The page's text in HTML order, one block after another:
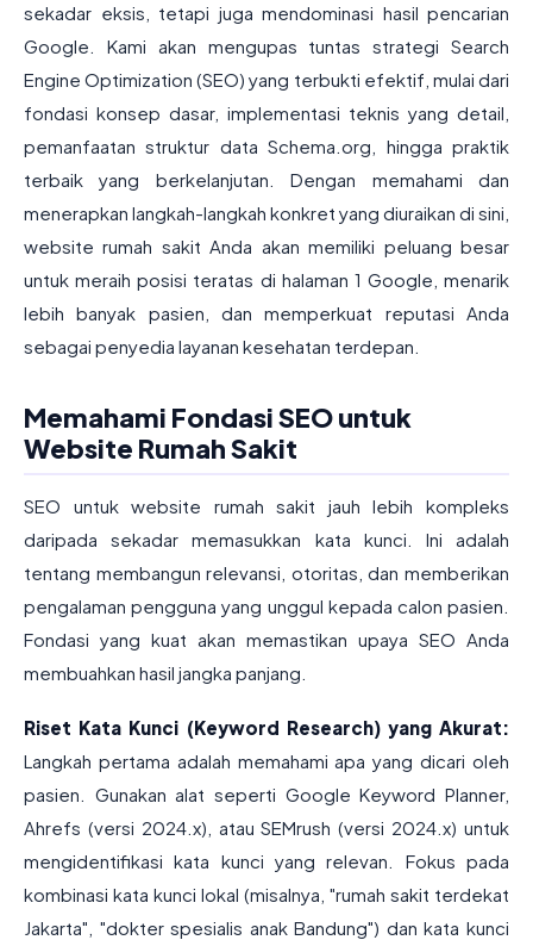
sekadar eksis, tetapi juga mendominasi hasil pencarian
Google. Kami akan mengupas tuntas strategi Search
Engine Optimization (SEO) yang terbukti efektif, mulai dari
fondasi konsep dasar, implementasi teknis yang detail,
pemanfaatan struktur data Schema.org, hingga praktik
terbaik yang berkelanjutan. Dengan memahami dan
menerapkan langkah-langkah konkret yang diuraikan di sini,
website rumah sakit Anda akan memiliki peluang besar
untuk meraih posisi teratas di halaman 1 Google, menarik
lebih banyak pasien, dan memperkuat reputasi Anda
sebagai penyedia layanan kesehatan terdepan.
Memahami Fondasi SEO untuk
Website Rumah Sakit
SEO untuk website rumah sakit jauh lebih kompleks
daripada sekadar memasukkan kata kunci. Ini adalah
tentang membangun relevansi, otoritas, dan memberikan
pengalaman pengguna yang unggul kepada calon pasien.
Fondasi yang kuat akan memastikan upaya SEO Anda
membuahkan hasil jangka panjang.
Riset Kata Kunci (Keyword Research) yang Akurat:
Langkah pertama adalah memahami apa yang dicari oleh
pasien. Gunakan alat seperti Google Keyword Planner,
Ahrefs (versi 2024.x), atau SEMrush (versi 2024.x) untuk
mengidentifikasi kata kunci yang relevan. Fokus pada
kombinasi kata kunci lokal (misalnya, "rumah sakit terdekat
Jakarta", "dokter spesialis anak Bandung") dan kata kunci